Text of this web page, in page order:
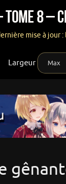
8 –
mise à jour
Largeur